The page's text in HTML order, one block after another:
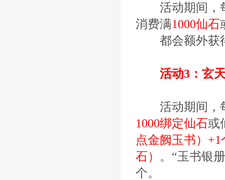
活动期间，每
消费满1000仙石
都会额外获
活动3：玄天
活动期间，每
1000绑定仙石或
点金阙玉书）
石） 。“玉书银
个。